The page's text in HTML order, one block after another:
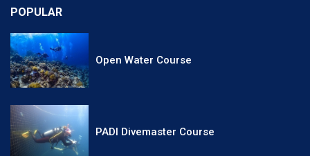
POPULAR
Open Water Course
PADI Divemaster Course